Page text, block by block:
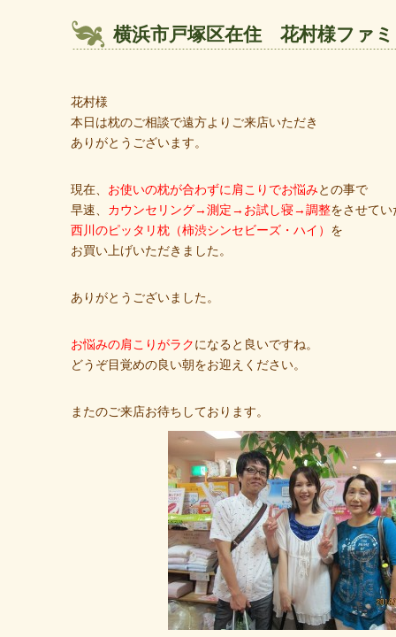
横浜市戸塚区在住 花村様ファ
花村様
本日は枕のご相談で遠方よりご来店いただき
ありがとうございます。
現在、 お使いの枕が合わずに肩こりでお悩みとの事で
早速、 カウンセリング→測定→お試し寝→調整をさせてい
西川のピッタリ枕（柿渋シンセビーズ・ハイ） を
お買い上げいただきました。
ありがとうございました。
お悩みの肩こりがラクになると良いですね。
どうぞ目覚めの良い朝をお迎えください。
またのご来店お待ちしております。